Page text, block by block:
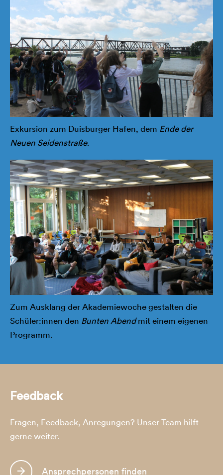
Exkursion zum Duisburger Hafen, dem Ende der
Neuen Seidenstraße.
Zum Ausklang der Akademiewoche gestalten die
Schüler:innen den Bunten Abendmit einem eigenen
Programm.
Feedback
Fragen, Feedback, Anregungen? Unser Team hilft
gerne weiter.
Ansprechpersonen finden